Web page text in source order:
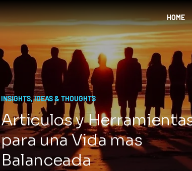
HOME
INSIGHTS, IDEAS & THOUGHTS
Articulos y
para una Vida mas
Balanceada